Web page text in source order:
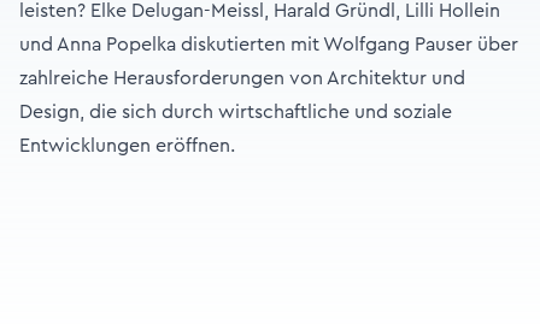
leisten? Elke Delugan-Meissl, Harald Gründl, Lilli Hollein
und Anna Popelka diskutierten mit Wolfgang Pauser über
zahlreiche Herausforderungen von Architektur und
Design, die sich durch wirtschaftliche und soziale
Entwicklungen eröffnen.